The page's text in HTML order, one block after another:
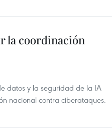
la coordinación
datos y la seguridad de la IA
nacional contra ciberataques.